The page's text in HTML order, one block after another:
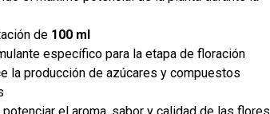
de 100 ml
específico para la etapa de floración
la producción de azúcares y compuestos